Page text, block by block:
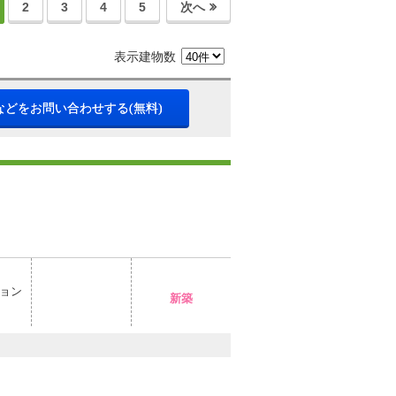
2 3 4 5 次へ
表示建物数
どをお問い合わせする(無料)
ン
新築